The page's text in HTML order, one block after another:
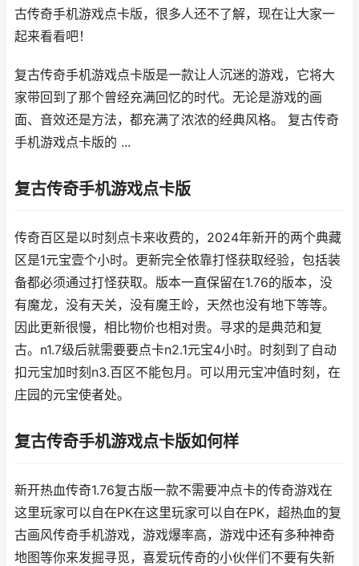
古传奇手机游戏点卡版，很多人还不了解，现在让大家一
起来看看吧！
复古传奇手机游戏点卡版是一款让人沉迷的游戏，它将大
家带回到了那个曾经充满回忆的时代。无论是游戏的画
面、音效还是方法，都充满了浓浓的经典风格。 复古传奇
手机游戏点卡版的 ...
复古传奇手机游戏点卡版
传奇百区是以时刻点卡来收费的，2024年新开的两个典藏
区是1元宝壹个小时。更新完全依靠打怪获取经验，包括装
备都必须通过打怪获取。版本一直保留在1.76的版本，没
有魔龙，没有天关，没有魔王岭，天然也没有地下等等。
因此更新很慢，相比物价也相对贵。寻求的是典范和复
古。n1.7级后就需要要点卡n2.1元宝4小时。时刻到了自动
扣元宝加时刻n3.百区不能包月。可以用元宝冲值时刻，在
庄园的元宝使者处。
复古传奇手机游戏点卡版如何样
新开热血传奇1.76复古版一款不需要冲点卡的传奇游戏在
这里玩家可以自在PK在这里玩家可以自在PK，超热血的复
古画风传奇手机游戏，游戏爆率高，游戏中还有多种神奇
地图等你来发掘寻觅，喜爱玩传奇的小伙伴们不要有失新